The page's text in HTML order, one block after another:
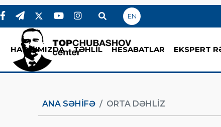
EN
HAQQIMIZDA TƏHLİL HESABATLAR EKSPERT
ANA SƏHIFƏ ORTA DƏHLIZ